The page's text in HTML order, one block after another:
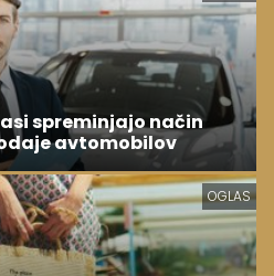
spreminjajo način
avtomobilov
OGLAS